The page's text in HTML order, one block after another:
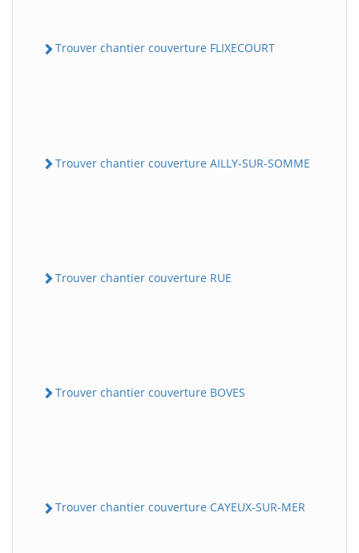
Trouver chantier couverture FLIXECOURT
Trouver chantier couverture AILLY-SUR-SOMME
Trouver chantier couverture RUE
Trouver chantier couverture BOVES
Trouver chantier couverture CAYEUX-SUR-MER